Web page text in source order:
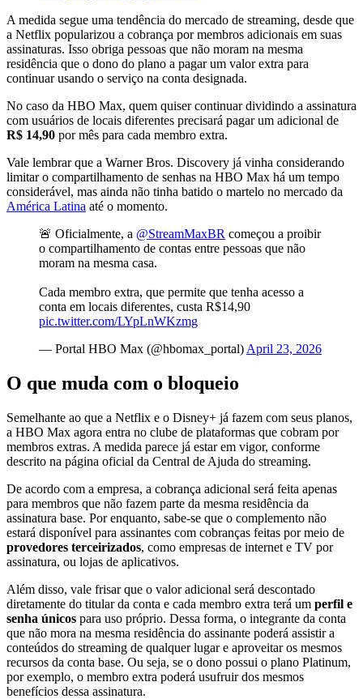
A medida segue uma tendência do mercado de streaming, desde que
a Netflix popularizou a cobrança por membros adicionais em suas
assinaturas. Isso obriga pessoas que não moram na mesma
residência que o dono do plano a pagar um valor extra para
continuar usando o serviço na conta designada.
No caso da HBO Max, quem quiser continuar dividindo a assinatura
com usuários de locais diferentes precisará pagar um adicional de
R$ 14,90 por mês para cada membro extra.
Vale lembrar que a Warner Bros. Discovery já vinha considerando
limitar o compartilhamento de senhas na HBO Max há um tempo
considerável, mas ainda não tinha batido o martelo no mercado da
América Latina até o momento.
🚨 Oficialmente, a @StreamMaxBR começou a proibir
o compartilhamento de contas entre pessoas que não
moram na mesma casa.
Cada membro extra, que permite que tenha acesso a
conta em locais diferentes, custa R$14,90
pic.twitter.com/LYpLnWKzmg
— Portal HBO Max (@hbomax_portal) April 23, 2026
O que muda com o bloqueio
Semelhante ao que a Netflix e o Disney+ já fazem com seus planos,
a HBO Max agora entra no clube de plataformas que cobram por
membros extras. A medida parece já estar em vigor, conforme
descrito na página oficial da Central de Ajuda do streaming.
De acordo com a empresa, a cobrança adicional será feita apenas
para membros que não fazem parte da mesma residência da
assinatura base. Por enquanto, sabe-se que o complemento não
estará disponível para assinantes com cobranças feitas por meio de
provedores terceirizados, como empresas de internet e TV por
assinatura, ou lojas de aplicativos.
Além disso, vale frisar que o valor adicional será descontado
diretamente do titular da conta e cada membro extra terá um perfil e
senha únicos para uso próprio. Dessa forma, o integrante da conta
que não mora na mesma residência do assinante poderá assistir a
conteúdos do streaming de qualquer lugar e aproveitar os mesmos
recursos da conta base. Ou seja, se o dono possui o plano Platinum,
por exemplo, o membro extra poderá usufruir dos mesmos
benefícios dessa assinatura.